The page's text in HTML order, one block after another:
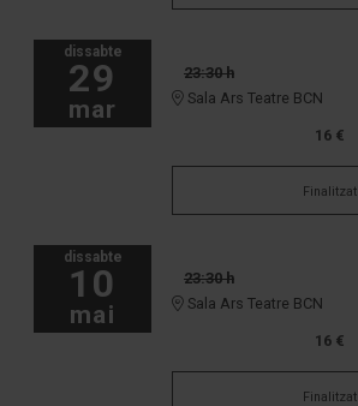
dissabte
29
mar
23:30 h
Sala Ars Teatre BCN
16 €
Finalitzat
dissabte
10
mai
23:30 h
Sala Ars Teatre BCN
16 €
Finalitzat